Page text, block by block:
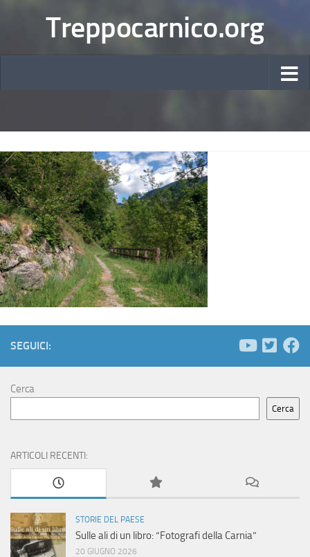
Treppocarnico.org
SEGUICI:
Cerca
Cerca
ARTICOLI RECENTI:
STORIE DEL PAESE
Sulle ali di un libro: “Fotografi della Carnia”
20 GIUGNO 2026